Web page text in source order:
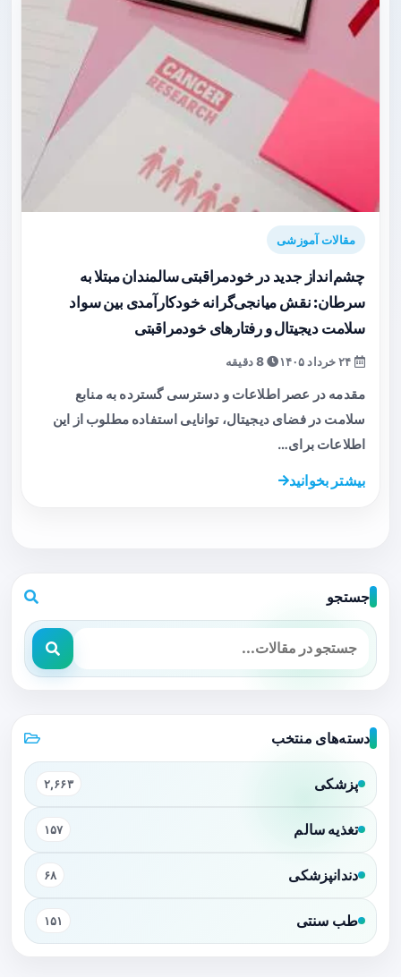
مقالات آموزشی
چشم‌انداز جدید در خودمراقبتی سالمندان مبتلا به
سرطان: نقش میانجی‌گرانه خودکارآمدی بین سواد
سلامت دیجیتال و رفتارهای خودمراقبتی
8 دقیقه
مقدمه در عصر اطلاعات و دسترسی گسترده به منابع
سلامت در فضای دیجیتال، توانایی استفاده مطلوب از این
اطلاعات برای…
بیشتر بخوانید
جستجو
دسته‌های منتخب
پزشکی ۲,۶۶۳
تغذیه سالم ۱۵۷
دندانپزشکی ۶۸
طب سنتی ۱۵۱